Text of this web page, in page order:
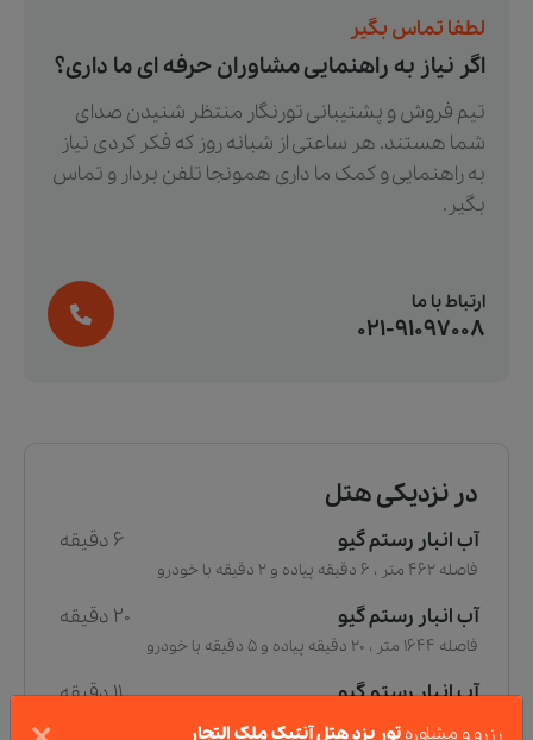
لطفا تماس بگیر
اگر نیاز به راهنمایی مشاوران حرفه ای ما داری؟
تیم فروش و پشتیبانی تورنگار منتظر شنیدن صدای
شما هستند. هر ساعتی از شبانه روز که فکر کردی نیاز
به راهنمایی و کمک ما داری همونجا تلفن بردار و تماس
بگیر.
ارتباط با ما
021-91097008
در نزدیکی هتل
آب انبار رستم گیو 6 دقیقه
فاصله 462 متر ، 6 دقیقه پیاده و 2 دقیقه با خودرو
آب انبار رستم گیو 20 دقیقه
فاصله 1644 متر ، 20 دقیقه پیاده و 5 دقیقه با خودرو
آب انبار رستم گیو 11 دقیقه
فاصله 879 متر ، 11 دقیقه پیاده و 3 دقیقه با خودرو
رزرو و مشاوره تور یزد هتل آنتیک ملک التجار